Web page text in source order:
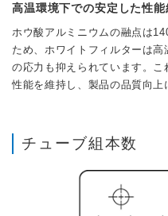
高温環境下での安定した性能
ホウ酸アルミニウムの融点は
ため、ホワイトフィルターは
の応力も抑えられています。
性能を維持し、製品の品質向上
チューブ組本数